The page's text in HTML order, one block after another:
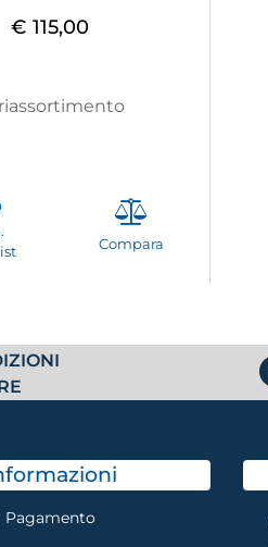
€ 115,00
Compara
Pagamento